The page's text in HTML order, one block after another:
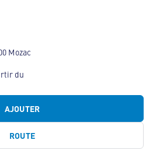
Mozac
du
AJOUTER
ROUTE